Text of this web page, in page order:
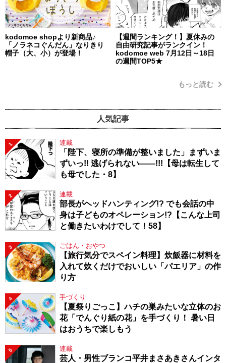
kodomoe shopより新商品♪
「ノラネコぐんだん」なりきり
帽子（大、小）が登場！
【週間ランキング！】夏休みの
自由研究記事がランクイン！
kodomoe web 7月12日～18日
の週間TOP5★
もっと読む
人気記事
1 連載
「陛下、寝所の準備が整いました」まずいま
ずいっ!! 逃げられない――!!!【母は転生して
も母でした・8】
2 連載
部長がヘッドハンティング!? でも会話の中
身は子どものオペレーション!?【こんな上司
と働きたいわけでして！58】
3 ごはん・おやつ
【旅行気分でスペイン料理】炊飯器に材料を
入れて炊くだけでおいしい「パエリア」の作
り方
4 手づくり
【夏祭りごっこ】ハチの巣みたいな立体のお
花「でんぐり紙の花」を手づくり！ 暑い日
はおうちで楽しもう
5 連載
芸人・男性ブランコ平井まさあきさんインタ